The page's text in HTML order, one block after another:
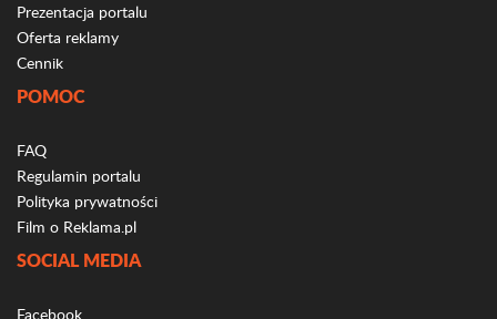
Prezentacja portalu
Oferta reklamy
Cennik
POMOC
FAQ
Regulamin portalu
Polityka prywatności
Film o Reklama.pl
SOCIAL MEDIA
Facebook